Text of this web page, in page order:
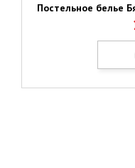
Постельное белье